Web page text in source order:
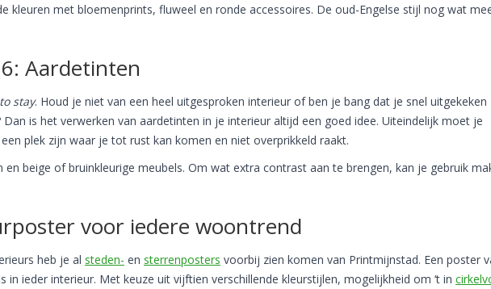
kleuren met bloemenprints, fluweel en ronde accessoires. De oud-Engelse stijl nog wat
Aardetinten
stay. Houd je niet van een heel uitgesproken interieur of ben je bang dat je snel uitgekeken
Dan is het verwerken van aardetinten in je interieur altijd een goed idee. Uiteindelijk moet je
plek zijn waar je tot rust kan komen en niet overprikkeld raakt.
en beige of bruinkleurige meubels. Om wat extra contrast aan te brengen, kan je gebruik
voor iedere woontrend
heb je al steden- en sterrenposters voorbij zien komen van Printmijnstad. Een poster
in ieder interieur. Met keuze uit vijftien verschillende kleurstijlen, mogelijkheid om ‘t in